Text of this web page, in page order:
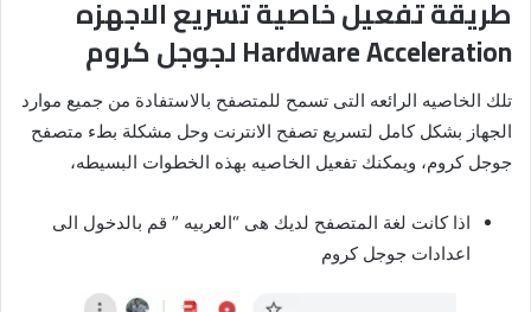
طريقة تفعيل خاصية تسريع الاجهزه
Hardware Acceleration لجوجل كروم
تلك الخاصيه الرائعه التى تسمح للمتصفح بالاستفادة من جميع موارد
الجهاز بشكل كامل لتسريع تصفح الانترنت وحل مشكلة بطء متصفح
جوجل كروم، ويمكنك تفعيل الخاصيه بهذه الخطوات البسيطه،
اذا كانت لغة المتصفح لديك هى “العربيه ” قم بالدخول الى
اعدادات جوجل كروم